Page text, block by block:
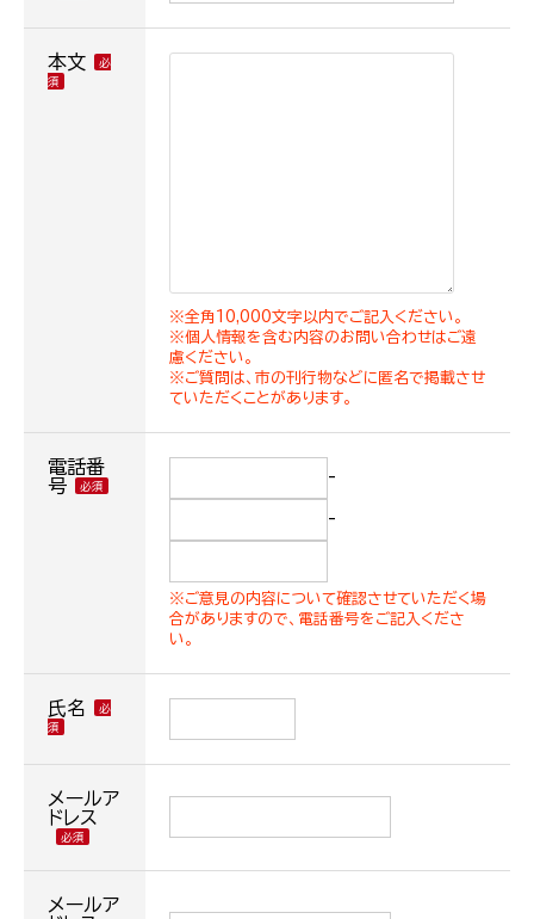
本文
※全角10,000文字以内でご記入ください。
※個人情報を含む内容のお問い合わせはご遠
慮ください。
※ご質問は、市の刊行物などに匿名で掲載させ
ていただくことがあります。
電話番
号
-
-
※ご意見の内容について確認させていただく場
合がありますので、電話番号をご記入くださ
い。
氏名
メールア
ドレス
メールア